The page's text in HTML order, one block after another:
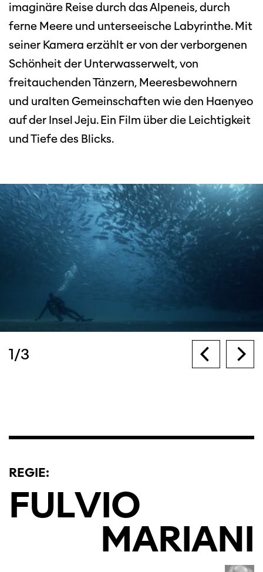
imaginäre Reise durch das Alpeneis, durch
ferne Meere und unterseeische Labyrinthe. Mit
seiner Kamera erzählt er von der verborgenen
Schönheit der Unterwasserwelt, von
freitauchenden Tänzern, Meeresbewohnern
und uralten Gemeinschaften wie den Haenyeo
auf der Insel Jeju. Ein Film über die Leichtigkeit
und Tiefe des Blicks.
1/3
REGIE:
FULVIO
MARIANI